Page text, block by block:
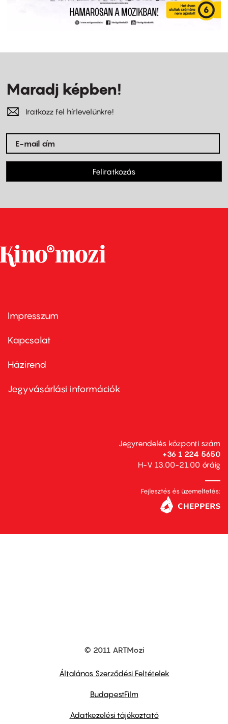
Maradj képben!
Iratkozz fel hírlevelünkre!
Feliratkozás
Footer
first
Impresszum
Kapcsolat
Footer
second
Házirend
Jegyvásárlási információk
Jegyrendelés központi szám
+36 1 224 5650
H-V 13.00-21.00 óráig
Fejlesztés és üzemeltetés:
© 2011 ARTMozi
Általános Szerződési Feltételek
BudapestFilm
Adatkezelési tájékoztató